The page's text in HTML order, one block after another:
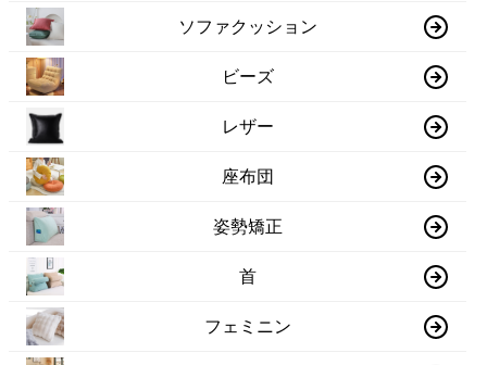
ソファクッション
ビーズ
レザー
座布団
姿勢矯正
首
フェミニン